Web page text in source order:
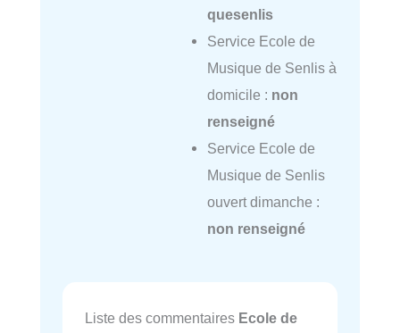
quesenlis
Service Ecole de
Musique de Senlis à
domicile : non
renseigné
Service Ecole de
Musique de Senlis
ouvert dimanche :
non renseigné
Liste des commentaires Ecole de